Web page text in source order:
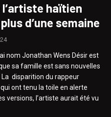
haïtien
d’une semaine
nom Jonathan Wens Désir est
sa famille est sans nouvelles
La disparition du rappeur
ont tenu la toile en alerte
versions, l’artiste aurait été vu